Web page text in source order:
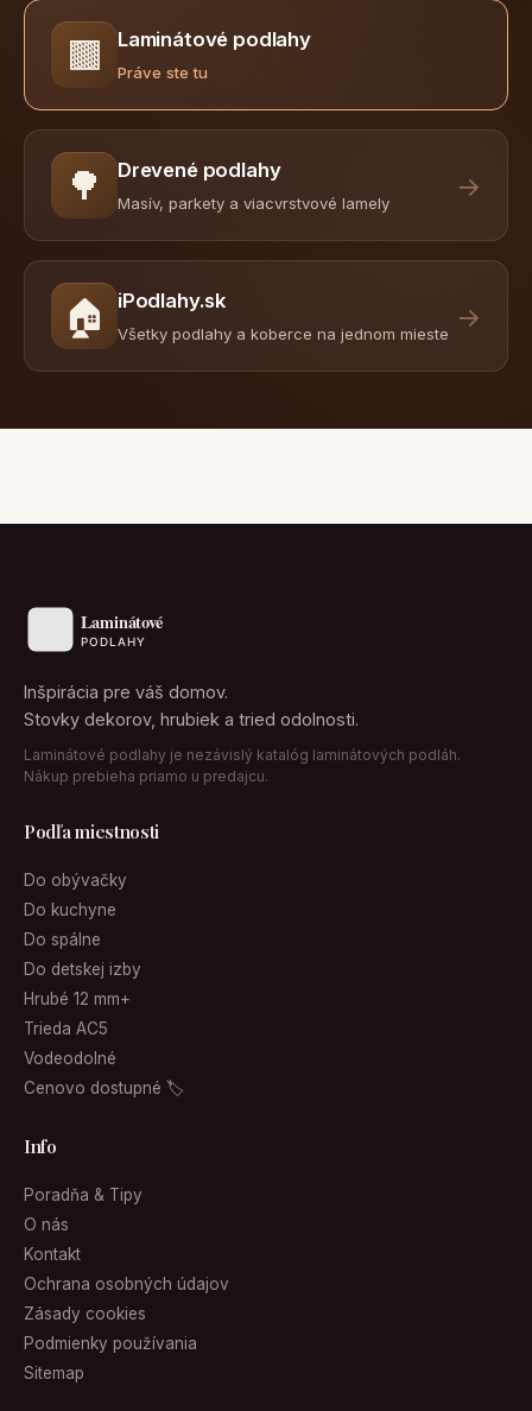
🟫 Laminátové podlahy
Práve ste tu
🌳 Drevené podlahy
Masív, parkety a viacvrstvové lamely
→
🏠 iPodlahy.sk
Všetky podlahy a koberce na jednom mieste
→
Inšpirácia pre váš domov.
Stovky dekorov, hrubiek a tried odolnosti.
Laminátové podlahy je nezávislý katalóg laminátových podláh.
Nákup prebieha priamo u predajcu.
Podľa miestnosti
Do obývačky
Do kuchyne
Do spálne
Do detskej izby
Hrubé 12 mm+
Trieda AC5
Vodeodolné
Cenovo dostupné 🏷
Info
Poradňa & Tipy
O nás
Kontakt
Ochrana osobných údajov
Zásady cookies
Podmienky používania
Sitemap